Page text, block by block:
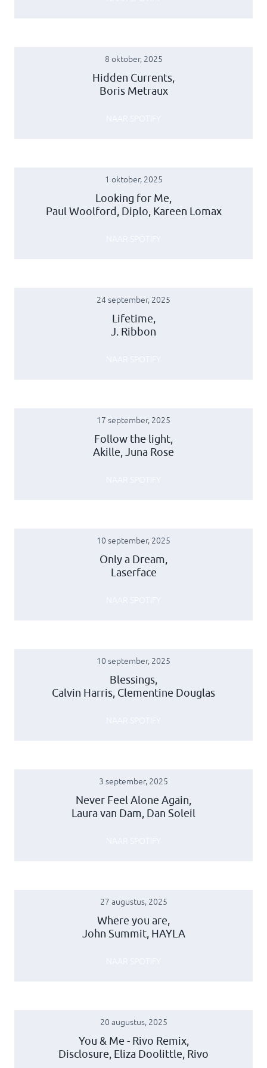
8 oktober, 2025
Hidden Currents,
Boris Metraux
1 oktober, 2025
Looking for Me,
Paul Woolford, Diplo, Kareen Lomax
24 september, 2025
Lifetime,
J. Ribbon
17 september, 2025
Follow the light,
Akille, Juna Rose
10 september, 2025
Only a Dream,
Laserface
10 september, 2025
Blessings,
Calvin Harris, Clementine Douglas
3 september, 2025
Never Feel Alone Again,
Laura van Dam, Dan Soleil
27 augustus, 2025
Where you are,
John Summit, HAYLA
20 augustus, 2025
You & Me - Rivo Remix,
Disclosure, Eliza Doolittle, Rivo